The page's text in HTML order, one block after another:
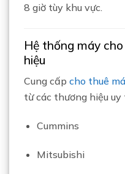
8 giờ tùy khu vực.
Hệ thống máy
hiệu
Cung cấp cho thuê
từ các thương hiệu uy
Cummins
Mitsubishi